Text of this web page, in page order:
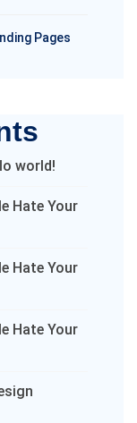
Pages
world!
Hate Your
Hate Your
Hate Your